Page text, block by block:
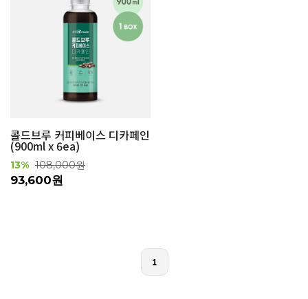
콜드브루 커피베이스 디카페인
(900ml x 6ea)
13% 108,000원
93,600원
1